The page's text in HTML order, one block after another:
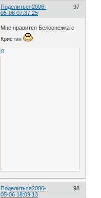
Поделиться 97
2006-
05-06 07:37:25
Мне нравится Белоснежка с
Кристин
0
Поделиться 98
2006-
05-06 18:09:13